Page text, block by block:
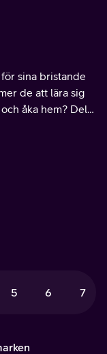
sina bristande
de att lära sig
åka hem? Del 3
5 6 7